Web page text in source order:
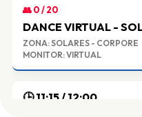
👥 0 / 20
DANCE VIRTUAL -
ZONA: SOLARES - CORPORE
MONITOR: VIRTUAL
🕒 11:15 / 12:00